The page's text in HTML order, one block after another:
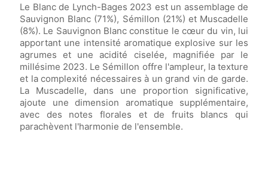
Le Blanc de Lynch-Bages 2023 est un assemblage de
Sauvignon Blanc (71%), Sémillon (21%) et Muscadelle
(8%). Le Sauvignon Blanc constitue le cœur du vin, lui
apportant une intensité aromatique explosive sur les
agrumes et une acidité ciselée, magnifiée par le
millésime 2023. Le Sémillon offre l'ampleur, la texture
et la complexité nécessaires à un grand vin de garde.
La Muscadelle, dans une proportion significative,
ajoute une dimension aromatique supplémentaire,
avec des notes florales et de fruits blancs qui
parachèvent l'harmonie de l'ensemble.